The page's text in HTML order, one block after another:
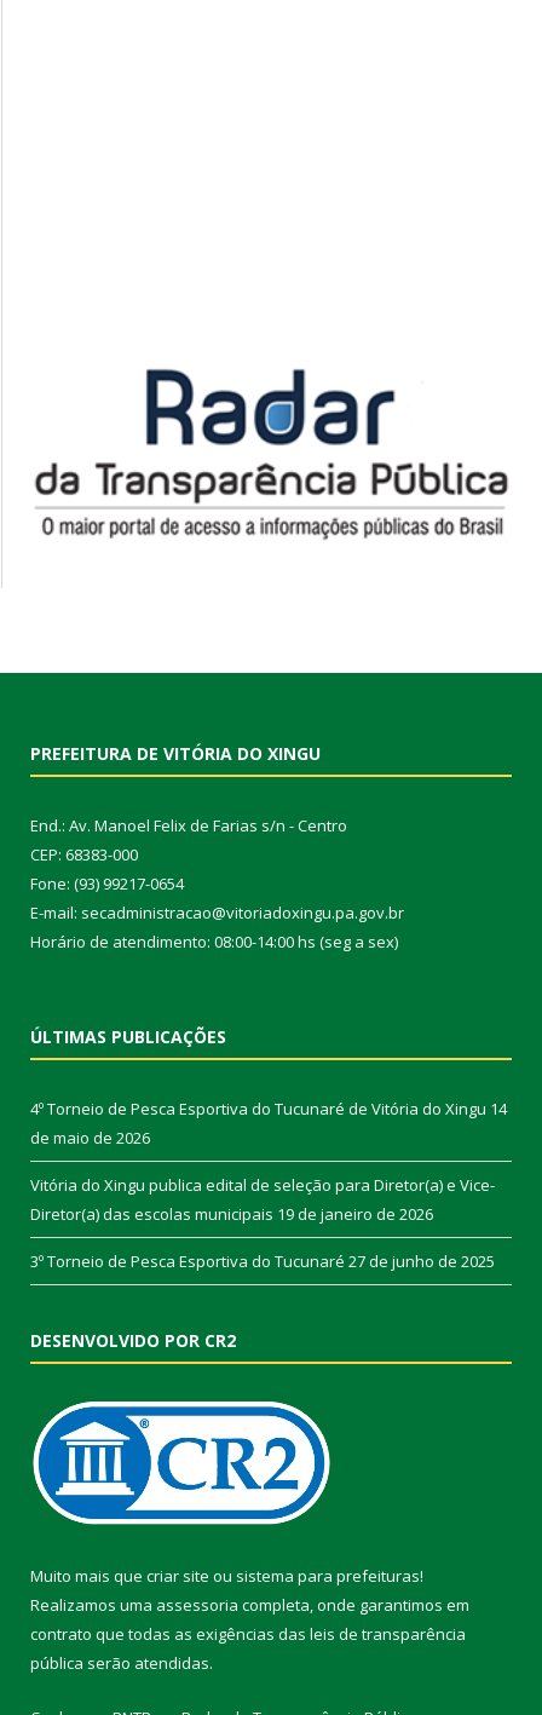
PREFEITURA DE VITÓRIA DO XINGU
End.: Av. Manoel Felix de Farias s/n - Centro
CEP: 68383-000
Fone: (93) 99217-0654
E-mail: secadministracao@vitoriadoxingu.pa.gov.br
Horário de atendimento: 08:00-14:00 hs (seg a sex)
ÚLTIMAS PUBLICAÇÕES
4º Torneio de Pesca Esportiva do Tucunaré de Vitória do Xingu 14
de maio de 2026
Vitória do Xingu publica edital de seleção para Diretor(a) e Vice-
Diretor(a) das escolas municipais 19 de janeiro de 2026
3º Torneio de Pesca Esportiva do Tucunaré 27 de junho de 2025
DESENVOLVIDO POR CR2
Muito mais que criar site ou sistema para prefeituras!
Realizamos uma assessoria completa, onde garantimos em
contrato que todas as exigências das leis de transparência
pública serão atendidas.